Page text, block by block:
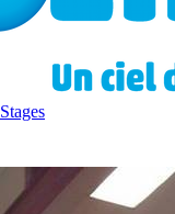
Stages